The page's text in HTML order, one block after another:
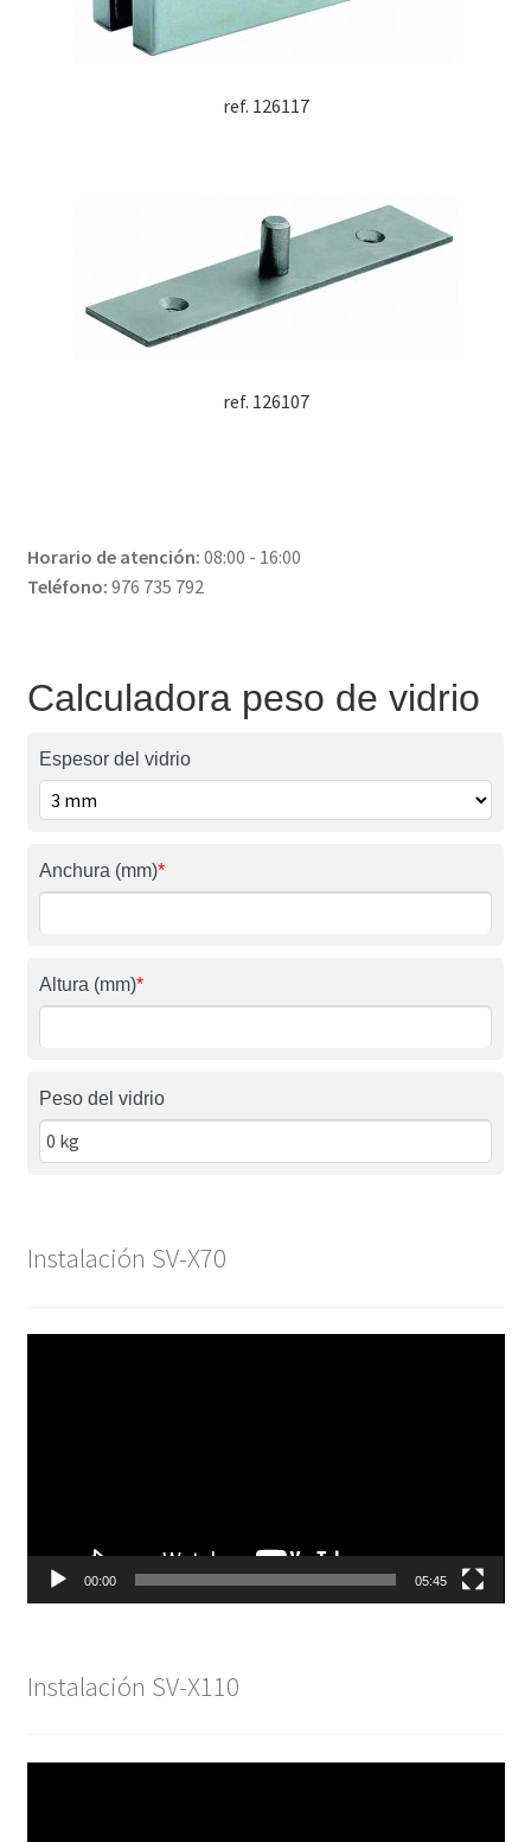
ref. 126117
ref. 126107
Horario de atención: 08:00 - 16:00
Teléfono: 976 735 792
Calculadora peso de vidrio
Espesor del vidrio
Anchura (mm)*
Altura (mm)*
Peso del vidrio
Instalación SV-X70
00:00 05:45
Instalación SV-X110